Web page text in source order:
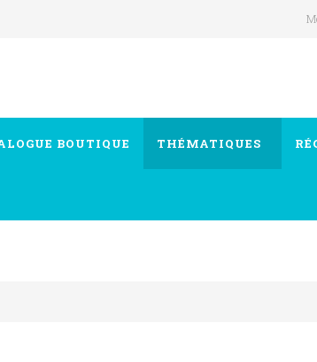
BOUTIQUE THÉMATIQUES